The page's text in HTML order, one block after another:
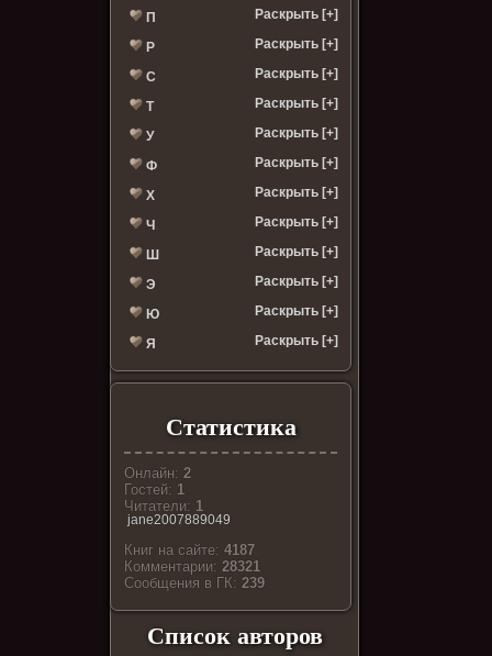
П Раскрыть [+]
Р Раскрыть [+]
С Раскрыть [+]
Т Раскрыть [+]
У Раскрыть [+]
Ф Раскрыть [+]
Х Раскрыть [+]
Ч Раскрыть [+]
Ш Раскрыть [+]
Э Раскрыть [+]
Ю Раскрыть [+]
Я Раскрыть [+]
Статистика
Онлайн:2
Гостей: 1
Читатели: 1
jane2007889049
Книг на сайте:4187
Комментарии:28321
Cообщения в ГК:239
Список авторов